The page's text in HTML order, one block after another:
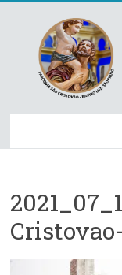
content
São
–
Luz
Arquidiocese